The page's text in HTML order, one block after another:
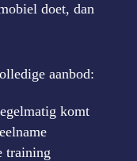
doet, dan
aanbod:
komt
training